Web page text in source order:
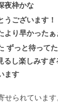
夜枠かな
うございます
より早かったぁ
ずっと待って
し楽しみすぎ
ます
せられています